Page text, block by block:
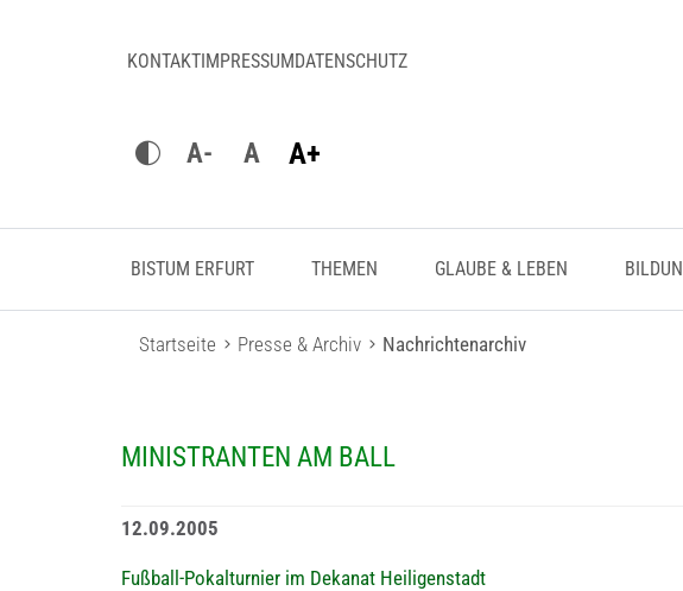
KONTAKTIMPRESSUMDATENSCHUTZ
A- A A+
BISTUM ERFURT THEMEN GLAUBE & LEBEN
Startseite Presse & Archiv Nachrichtenarchiv
MINISTRANTEN AM BALL
12.09.2005
Fußball-Pokalturnier im Dekanat Heiligenstadt